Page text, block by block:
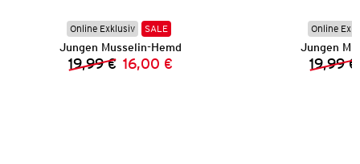
Online Exklusiv SALE
Jungen Musselin-Hemd
Vorheriger Preis:
19,99 € Neuer Preis:
16,00 €
Online
Jungen
19,99 €